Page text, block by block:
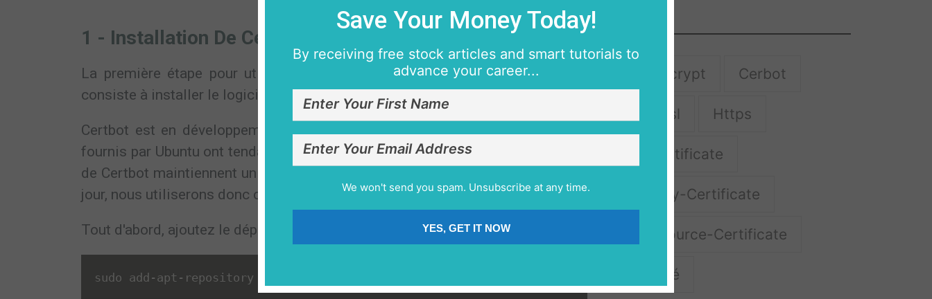
1 - Installation De Certbot
La première étape pour utiliser Let's Encrypt pour obtenir un certificat SSL
consiste à installer le logiciel Certbot sur votre serveur (ubuntu).
Certbot est en développement très actif, de sorte que les packages Certbot
fournis par Ubuntu ont tendance à être obsolètes. Cependant, les développeurs
de Certbot maintiennent un référentiel de logiciels Ubuntu avec des versions à
jour, nous utiliserons donc ce référentiel ici.
Tout d'abord, ajoutez le dépôt :
sudo add - apt - repository ppa
Letsencrypt Cerbot
Free-Ssl Https
Ssl-Certificate
Security-Certificate
Opensource-Certificate
Securité
Save Your Money Today!
By receiving free stock articles and smart tutorials to
advance your career...
We won't send you spam. Unsubscribe at any time.
YES, GET IT NOW